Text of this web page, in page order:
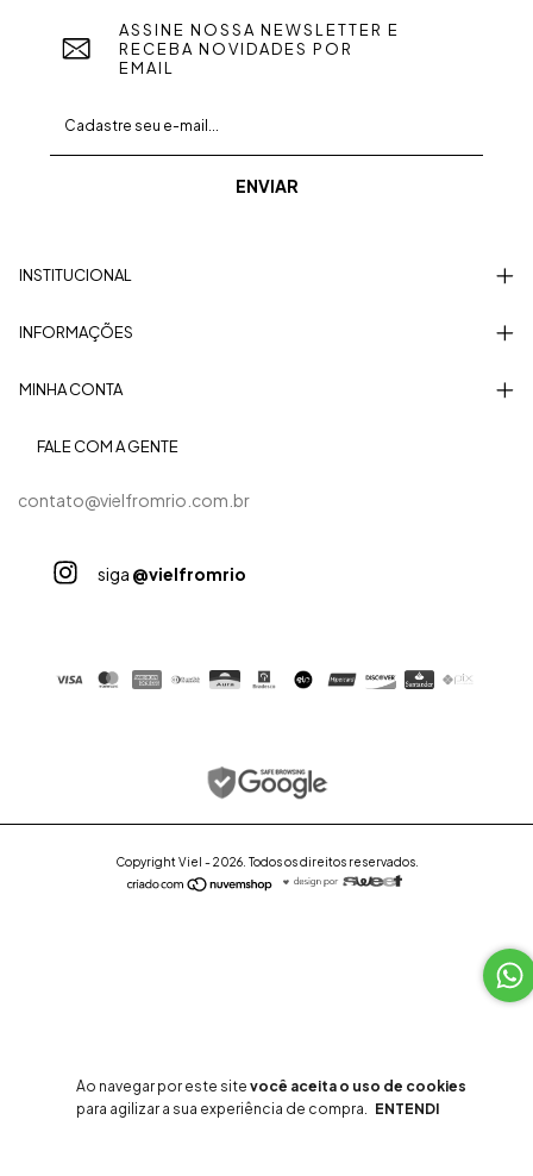
Ao navegar por este site você aceita o uso de cookies
para agilizar a sua experiência de compra. ENTENDI
ASSINE NOSSA NEWSLETTER E
RECEBA NOVIDADES POR
EMAIL
INSTITUCIONAL
INFORMAÇÕES
MINHA CONTA
FALE COM A GENTE
contato@vielfromrio.com.br
siga @vielfromrio
Copyright Viel - 2026. Todos os direitos reservados.